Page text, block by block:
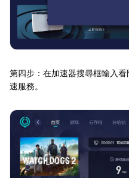
第四步：在加速器搜尋框輸入
速服務。